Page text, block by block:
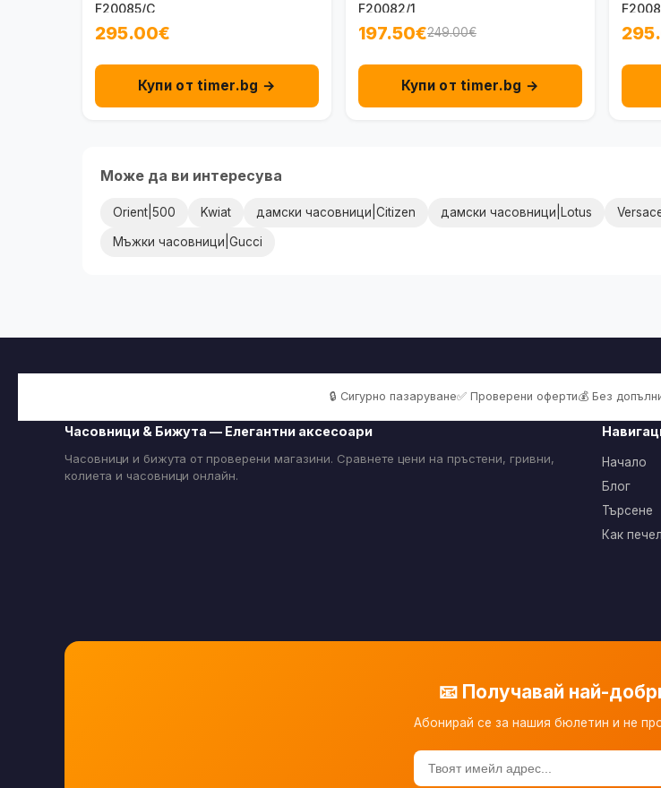
F20085/C
295.00€
Купи от timer.bg →
F20082/1
197.50€249.00€
Купи от timer.bg →
Може да ви интересува
Orient|500 Kwiat дамски часовници|Citizen дамски часовници|Lotus
Мъжки часовници|Gucci
🔒 Сигурно пазаруване✅ Проверени оферти💰 Без
Часовници & Бижута — Елегантни аксесоари
Часовници и бижута от проверени магазини. Сравнете цени на пръстени, гривни,
колиета и часовници онлайн.
Начало
Блог
Търсене
Как
📧 Получавай най-
Абонирай се за нашия бюлетин и не